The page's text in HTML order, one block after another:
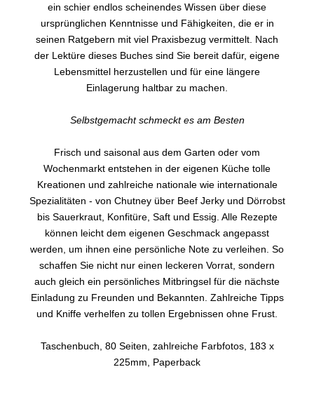
ein schier endlos scheinendes Wissen über diese
ursprünglichen Kenntnisse und Fähigkeiten, die er in
seinen Ratgebern mit viel Praxisbezug vermittelt. Nach
der Lektüre dieses Buches sind Sie bereit dafür, eigene
Lebensmittel herzustellen und für eine längere
Einlagerung haltbar zu machen.
Selbstgemacht schmeckt es am Besten
Frisch und saisonal aus dem Garten oder vom
Wochenmarkt entstehen in der eigenen Küche tolle
Kreationen und zahlreiche nationale wie internationale
Spezialitäten - von Chutney über Beef Jerky und Dörrobst
bis Sauerkraut, Konfitüre, Saft und Essig. Alle Rezepte
können leicht dem eigenen Geschmack angepasst
werden, um ihnen eine persönliche Note zu verleihen. So
schaffen Sie nicht nur einen leckeren Vorrat, sondern
auch gleich ein persönliches Mitbringsel für die nächste
Einladung zu Freunden und Bekannten. Zahlreiche Tipps
und Kniffe verhelfen zu tollen Ergebnissen ohne Frust.
Taschenbuch, 80 Seiten, zahlreiche Farbfotos, 183 x
225mm, Paperback